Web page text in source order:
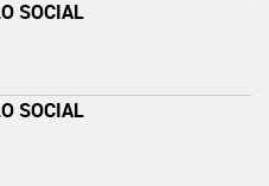
SOCIAL
SOCIAL